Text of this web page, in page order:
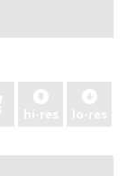
hi-res lo-res